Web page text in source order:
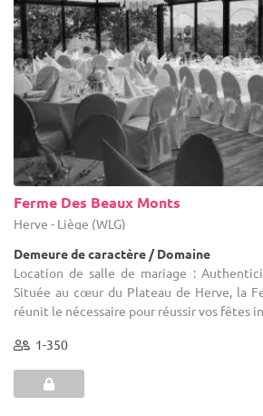
Ferme Des Beaux Monts
Herve - Liège (WLG)
Demeure de caractère / Domaine
Location de salle de mariage :
Située au cœur du Plateau de Herve, la
réunit le nécessaire pour réussir vos fêtes
1-350